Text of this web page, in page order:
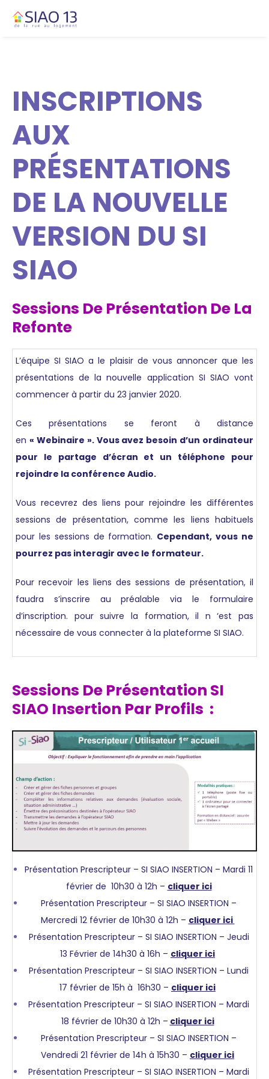
INSCRIPTIONS
AUX
PRÉSENTATIONS
DE LA NOUVELLE
VERSION DU SI
SIAO
Sessions De Présentation De La
Refonte
L’équipe SI SIAO a le plaisir de vous annoncer que les
présentations de la nouvelle application SI SIAO vont
commencer à partir du 23 janvier 2020.
Ces présentations se feront à distance
en « Webinaire ». Vous avez besoin d’un ordinateur
pour le partage d’écran et un téléphone pour
rejoindre la conférence Audio.
Vous recevrez des liens pour rejoindre les différentes
sessions de présentation, comme les liens habituels
pour les sessions de formation. Cependant, vous ne
pourrez pas interagir avec le formateur.
Pour recevoir les liens des sessions de présentation, il
faudra s’inscrire au préalable via le formulaire
d’inscription. pour suivre la formation, il n ‘est pas
nécessaire de vous connecter à la plateforme SI SIAO.
Sessions De Présentation SI
SIAO Insertion Par Profils :
Présentation Prescripteur – SI SIAO INSERTION – Mardi 11
février de 10h30 à 12h – cliquer ici
Présentation Prescripteur – SI SIAO INSERTION –
Mercredi 12 février de 10h30 à 12h – cliquer ici
Présentation Prescripteur – SI SIAO INSERTION – Jeudi
13 Février de 14h30 à 16h – cliquer ici
Présentation Prescripteur – SI SIAO INSERTION – Lundi
17 février de 15h à 16h30 – cliquer ici
Présentation Prescripteur – SI SIAO INSERTION – Mardi
18 février de 10h30 à 12h – cliquer ici
Présentation Prescripteur – SI SIAO INSERTION –
Vendredi 21 février de 14h à 15h30 – cliquer ici
Présentation Prescripteur – SI SIAO INSERTION – Mardi